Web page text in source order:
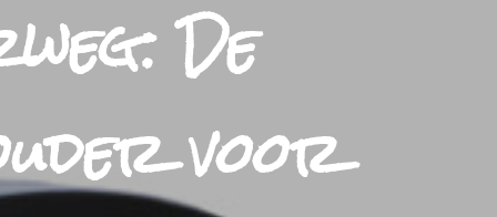
De
voor